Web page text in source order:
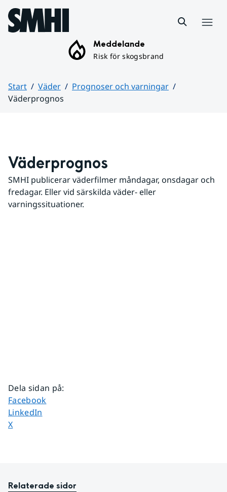
Hoppa till sidans innehåll
Meddelande
Risk för skogsbrand
Start Väder
Prognoser och varningar
Väderprognos
Väderprognos
SMHI publicerar väderfilmer måndagar, onsdagar och
fredagar. Eller vid särskilda väder- eller
varningssituationer.
Dela sidan på:
Dela sidan på
Facebook
Dela sidan på
LinkedIn
Dela sidan på
X
Relaterade sidor